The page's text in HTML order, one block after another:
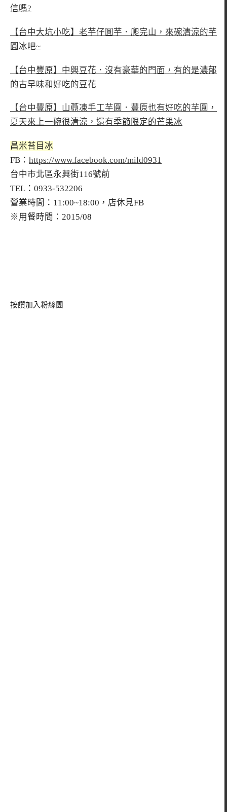
信嗎?
【台中大坑小吃】老芋仔圓芋．爬完山，來碗清涼的芋
圓冰吧~
【台中豐原】中興豆花．沒有豪華的門面，有的是濃郁
的古早味和好吃的豆花
【台中豐原】山薡凍手工芋圓．豐原也有好吃的芋圓，
夏天來上一碗很清涼，還有季節限定的芒果冰
昌米苔目冰
FB： https://www.facebook.com/mild0931
台中市北區永興街116號前
TEL：0933-532206
營業時間：11:00~18:00，店休見FB
※用餐時間：2015/08
按讚加入粉絲團